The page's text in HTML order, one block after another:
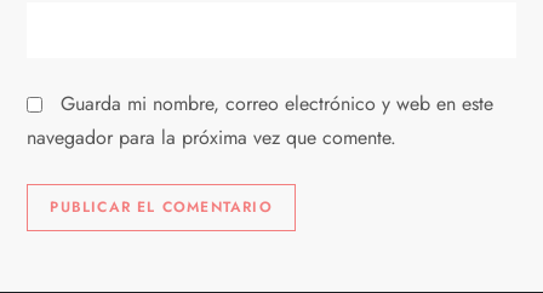
Guarda mi nombre, correo electrónico y web en este
navegador para la próxima vez que comente.